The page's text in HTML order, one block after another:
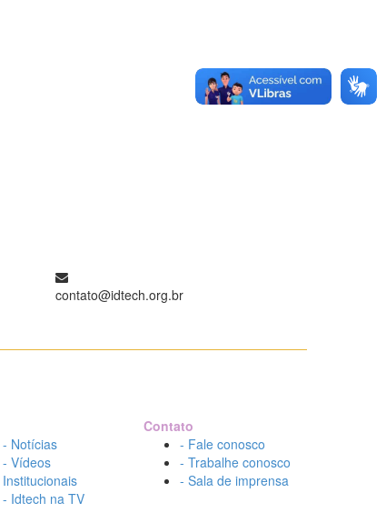
contato@idtech.org.br
- Notícias
- Vídeos
Institucionais
- Idtech na TV
Contato
- Fale conosco
- Trabalhe conosco
- Sala de imprensa